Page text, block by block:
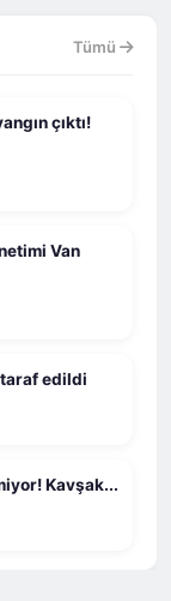
Tümü
çıktı!
edildi
Kavşak...